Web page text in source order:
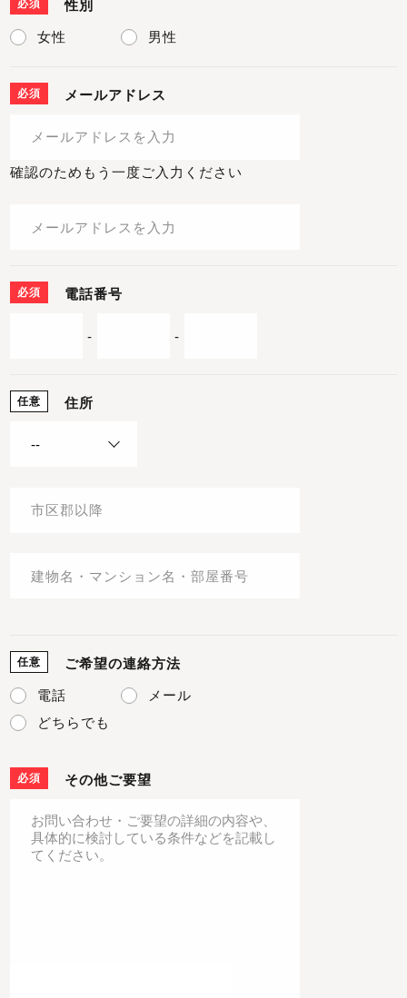
必須 性別
女性 男性
必須 メールアドレス
確認のためもう一度ご入力ください
必須 電話番号
- -
任意 住所
任意 ご希望の連絡方法
電話
メール
どちらでも
必須 その他ご要望